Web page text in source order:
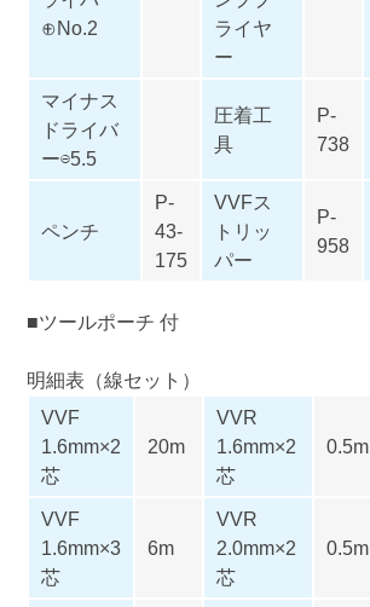
⊕No.2
ライヤ
ー
マイナス
ドライバ
ー⊖5.5
圧着工
具
P-
738
ペンチ
P-
43-
175
VVFス
トリッ
パー
P-
958
■ツールポーチ 付
明細表（線セット）
VVF
1.6mm×2
芯
20m
VVR
1.6mm×2
芯
0.5m
VVF
1.6mm×3
芯
6m
VVR
2.0mm×2
芯
0.5m